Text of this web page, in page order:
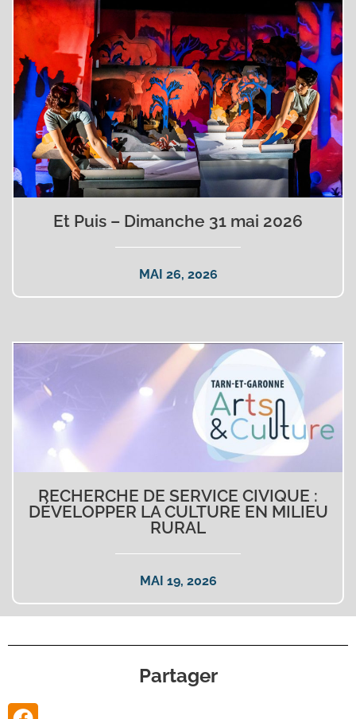
Et Puis – Dimanche 31 mai 2026
MAI 26, 2026
RECHERCHE DE SERVICE CIVIQUE :
DÉVELOPPER LA CULTURE EN MILIEU
RURAL
MAI 19, 2026
Partager